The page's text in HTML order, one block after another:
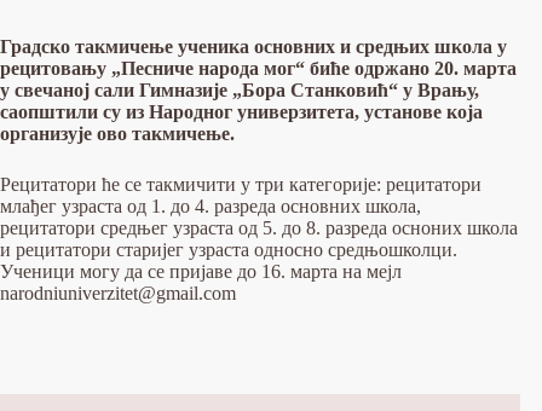
Градско такмичење ученика основних и средњих школа у
рецитовању „Песниче народа мог“ биће одржано 20. марта
у свечаној сали Гимназије „Бора Станковић“ у Врању,
саопштили су из Народног универзитета, установе која
организује ово такмичење.
Рецитатори ће се такмичити у три категорије: рецитатори
млађег узраста од 1. до 4. разреда основних школа,
рецитатори средњег узраста од 5. до 8. разреда осноних школа
и рецитатори старијег узраста односно средњошколци.
Ученици могу да се пријаве до 16. марта на мејл
narodniuniverzitet@gmail.com